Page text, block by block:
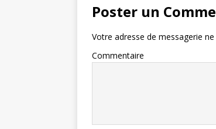
Poster un
Votre adresse de messagerie
Commentaire